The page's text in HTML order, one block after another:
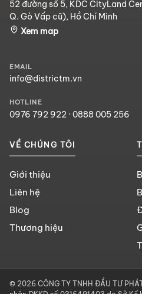
52 đường số 5, KDC CityLand
Q. Gò Vấp cũ), Hồ Chí Minh
Xem map
EMAIL
info@districtm.vn
HOTLINE
0976 792 922 · 0888 005 256
VỀ CHÚNG TÔI
Giới thiệu
Liên hệ
Blog
Thương hiệu
© 2026 CÔNG TY TNHH ĐẦU TƯ